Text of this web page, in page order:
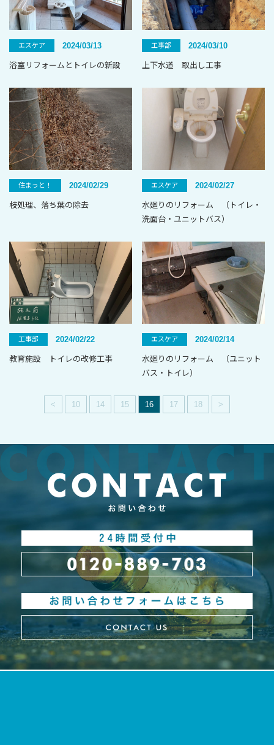
エスケア 2024/03/13
浴室リフォームとトイレの新設
工事部 2024/03/10
上下水道 取出し工事
住まっと！ 2024/02/29
枝処理、落ち葉の除去
エスケア 2024/02/27
水廻りのリフォーム （トイレ・
洗面台・ユニットバス）
工事部 2024/02/22
教育施設 トイレの改修工事
エスケア 2024/02/14
水廻りのリフォーム （ユニット
バス・トイレ）
< 10 14 15 16 17 18 >